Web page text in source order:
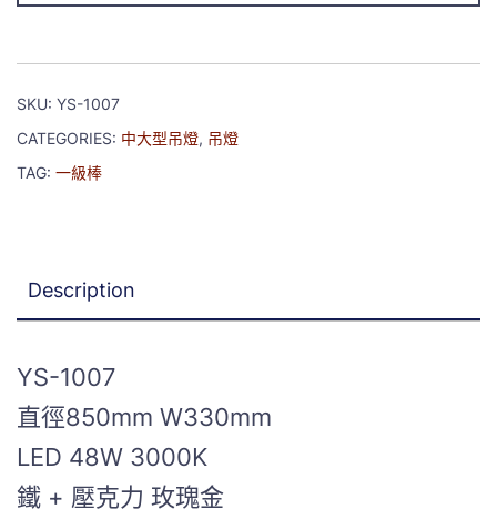
SKU: YS-1007
CATEGORIES: 中大型吊燈, 吊燈
TAG: 一級棒
Description
YS-1007
直徑850mm W330mm
LED 48W 3000K
鐵 + 壓克力 玫瑰金